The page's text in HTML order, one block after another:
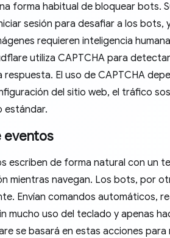
forma habitual de bloquear bots.
sesión para desafiar a los bots,
requieren inteligencia
utiliza CAPTCHA para
respuesta. El uso de CAPTCHA
del sitio web, el tráfico
estándar.
eventos
escriben de forma natural con un
mientras navegan. Los bots, por
Envían comandos automáticos,
mucho uso del teclado y apenas
se basará en estas acciones